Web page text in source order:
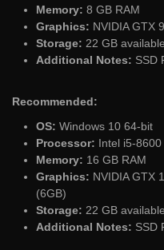
Memory: 8 GB RAM
Graphics: NVIDIA GTX
Storage: 22 GB
Additional Notes: SSD
Recommended:
OS: Windows 10 64-bit
Processor: Intel i5-
Memory: 16 GB RAM
Graphics: NVIDIA GTX
(6GB)
Storage: 22 GB
Additional Notes: SSD